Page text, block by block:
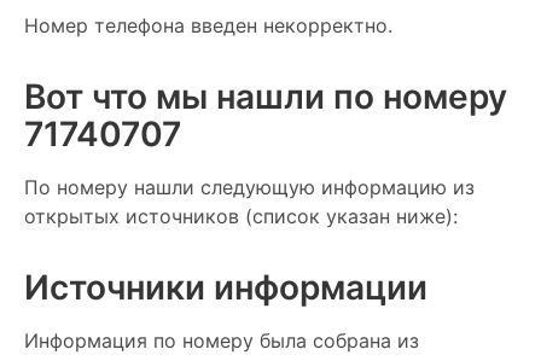
Номер телефона введен некорректно.
Вот что мы нашли по номеру
71740707
По номеру нашли следующую информацию из
открытых источников (список указан ниже):
Источники информации
Информация по номеру была собрана из